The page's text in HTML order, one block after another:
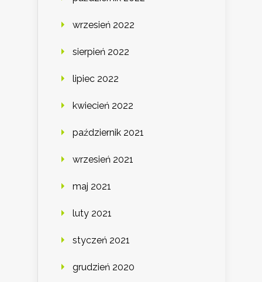
wrzesień 2022
sierpień 2022
lipiec 2022
kwiecień 2022
październik 2021
wrzesień 2021
maj 2021
luty 2021
styczeń 2021
grudzień 2020